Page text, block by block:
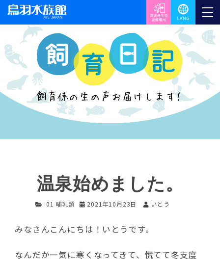
温泉始めました。
01 哺乳類 2021年10月23日 いとう
みなさんこんにちは！いとうです。
なんだか一気に寒くなってきて、慌てて冬支度